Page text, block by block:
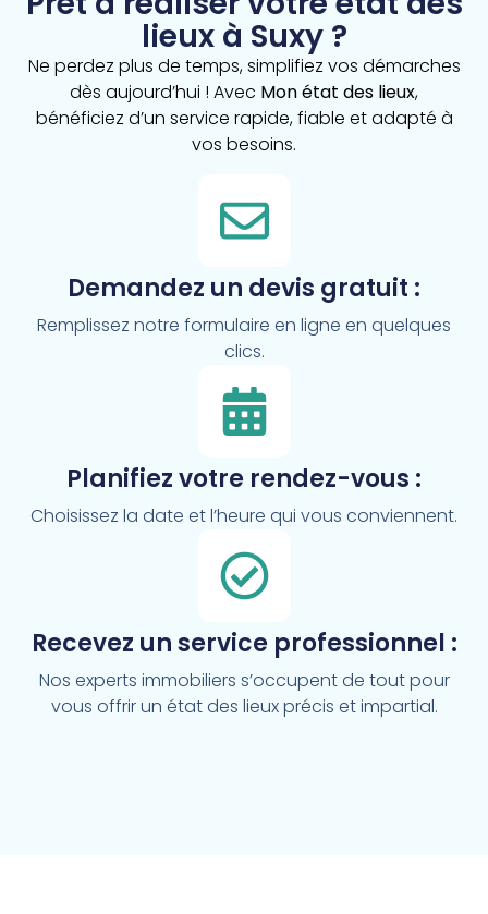
lieux à Suxy ?
Ne perdez plus de temps, simplifiez vos démarches
dès aujourd’hui ! Avec Mon état des lieux,
bénéficiez d’un service rapide, fiable et adapté à
vos besoins.
Demandez un devis gratuit :
Remplissez notre formulaire en ligne en quelques
clics.
Planifiez votre rendez-vous :
Choisissez la date et l’heure qui vous conviennent.
Recevez un service professionnel :
Nos experts immobiliers s’occupent de tout pour
vous offrir un état des lieux précis et impartial.